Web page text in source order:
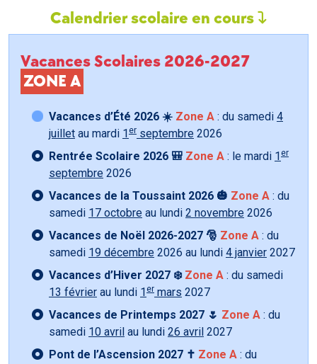
Calendrier scolaire en cours
Vacances Scolaires 2026-2027
ZONE A
Vacances d’Été 2026 ☀️ Zone A : du samedi 4
juillet au mardi 1 er septembre 2026
Rentrée Scolaire 2026 🎒 Zone A : le mardi 1 er
septembre 2026
Vacances de la Toussaint 2026 🎃 Zone A : du
samedi 17 octobre au lundi 2 novembre 2026
Vacances de Noël 2026-2027 🎅 Zone A : du
samedi 19 décembre 2026 au lundi 4 janvier 2027
Vacances d’Hiver 2027 ❄️ Zone A : du samedi
13 février au lundi 1 er mars 2027
Vacances de Printemps 2027 🌷 Zone A : du
samedi 10 avril au lundi 26 avril 2027
Pont de l’Ascension 2027 ✝️ Zone A : du